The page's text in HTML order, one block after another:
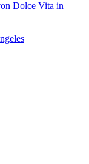
Dolce Vita in